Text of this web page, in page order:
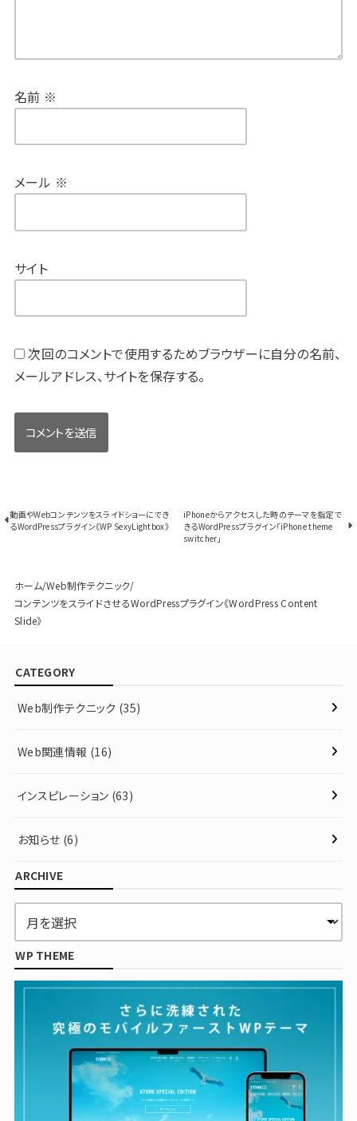
名前 ※
メール ※
サイト
次回のコメントで使用するためブラウザーに自分の名前、
メールアドレス、サイトを保存する。
動画やWebコンテンツをスライドショーにでき
るWordPressプラグイン《WP SexyLightbox》
iPhoneからアクセスした時のテーマを指定で
きるWordPressプラグイン「iPhone theme
switcher」
ホーム Web制作テクニック
コンテンツをスライドさせるWordPressプラグイン《WordPress Content
Slide》
CATEGORY
Web制作テクニック (35)
Web関連情報 (16)
インスピレーション (63)
お知らせ (6)
ARCHIVE
WP THEME